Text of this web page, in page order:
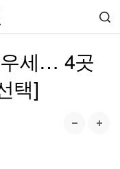
세… 4곳
택]